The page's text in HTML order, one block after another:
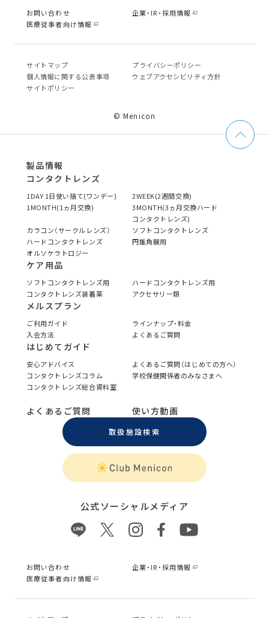
お問い合わせ
企業・IR・採用情報
医療従事者向け情報
サイトマップ
プライバシーポリシー
個⼈情報に関する公表事項
ウェブアクセシビリティ方針
サイトポリシー
© Menicon
製品情報
コンタクトレンズ
1DAY 1日使い捨て(ワンデー)
2WEEK(2週間交換)
1MONTH(1ヵ月交換)
3MONTH(3ヵ月交換ハード
コンタクトレンズ)
カラコン（サークルレンズ）
ソフトコンタクトレンズ
ハードコンタクトレンズ
円錐角膜用
オルソケラトロジー
ケア用品
ソフトコンタクトレンズ用
ハードコンタクトレンズ用
コンタクトレンズ装着薬
アクセサリー類
メルスプラン
ご利用ガイド
ラインナップ・料金
入会方法
よくあるご質問
はじめてガイド
安心アドバイス
よくあるご質問（はじめての方へ）
コンタクトレンズコラム
学校保健関係者のみなさまへ
コンタクトレンズ総合資料室
よくあるご質問 使い方動画
取扱施設検索
公式ソーシャルメディア
お問い合わせ
企業・IR・採用情報
医療従事者向け情報